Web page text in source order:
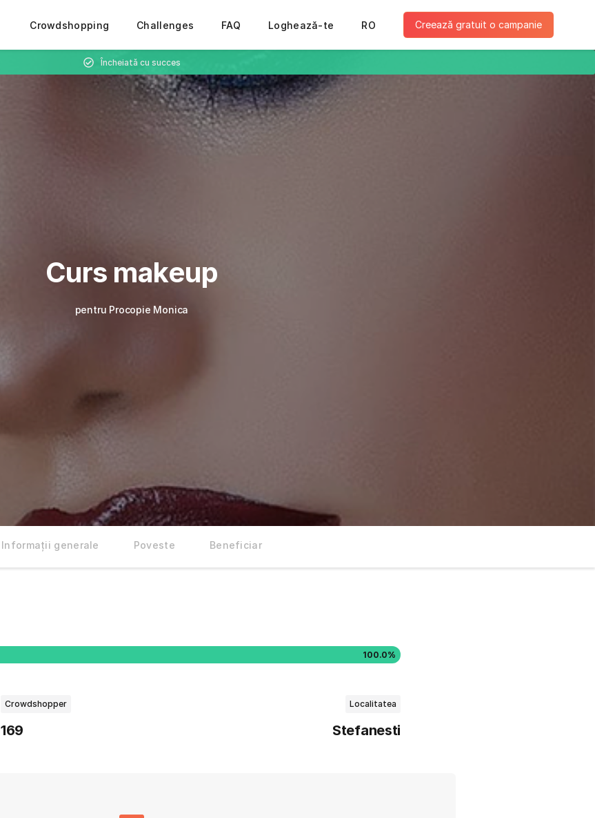
Crowdshopping Challenges FAQ Loghează-te RO Creează gratuit o campanie
Încheiată cu succes
Curs makeup
pentru Procopie Monica
Informații generale Poveste Beneficiar
100.0%
Crowdshopper
169
Localitatea
Stefanesti